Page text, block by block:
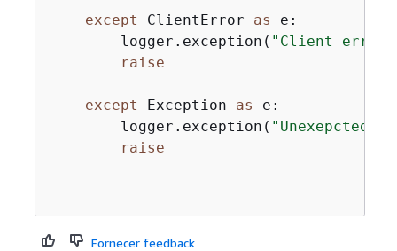
except ClientError as e:
        logger.exception(
"Client error
raise
except Exception as e:
        logger.exception(
"Unexepcted
raise
Fornecer feedback